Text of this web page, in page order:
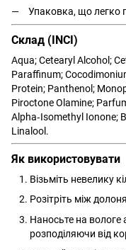
Упаковка, що легко
Склад (INCI)
Aqua; Cetearyl Alcohol;
Paraffinum;
Protein; Panthenol;
Piroctone Olamine;
Alpha‑Isomethyl Ionone;
Linalool.
Як використовувати
Візьміть невелику
Розітріть між
Наносьте на вологе
розподіляючи від